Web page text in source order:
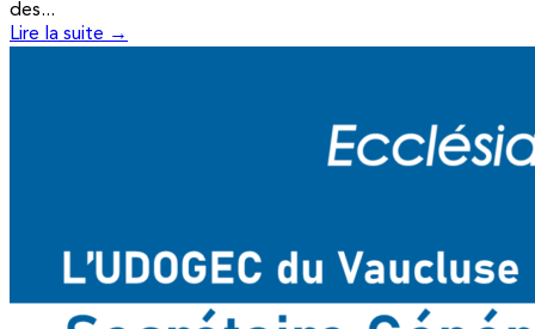
des...
Lire la suite →